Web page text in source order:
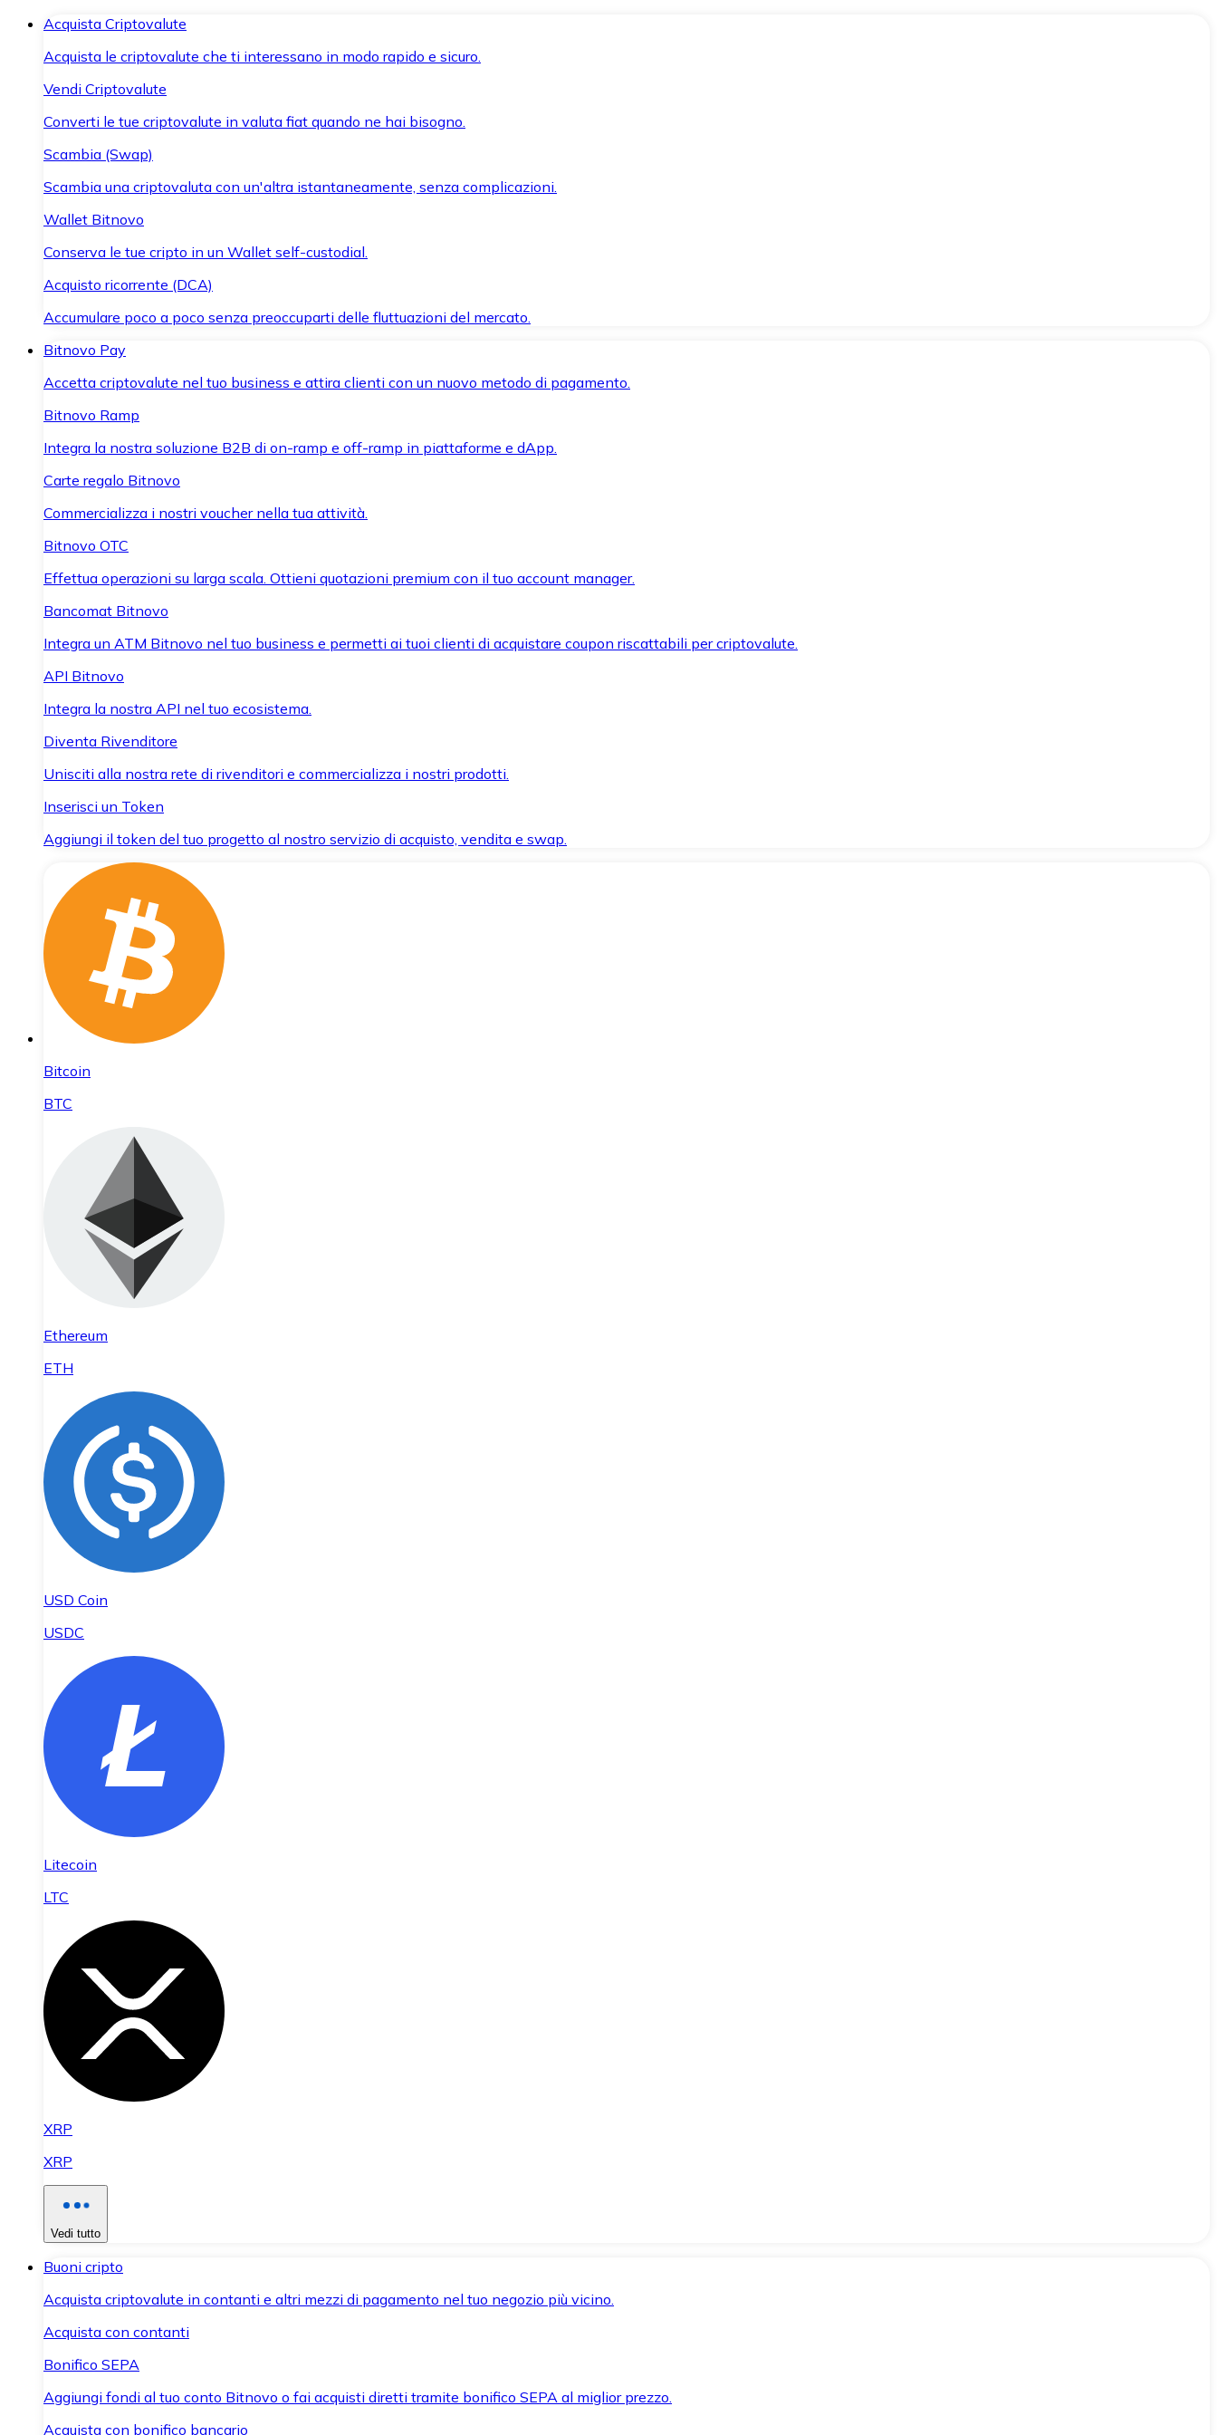
Acquista Criptovalute
Acquista le criptovalute che ti interessano in modo rapido e sicuro.
Vendi Criptovalute
Converti le tue criptovalute in valuta fiat quando ne hai bisogno.
Scambia (Swap)
Scambia una criptovaluta con un'altra istantaneamente, senza complicazioni.
Wallet Bitnovo
Conserva le tue cripto in un Wallet self-custodial.
Acquisto ricorrente (DCA)
Accumulare poco a poco senza preoccuparti delle fluttuazioni del mercato.
Bitnovo Pay
Accetta criptovalute nel tuo business e attira clienti con un nuovo metodo di pagamento.
Bitnovo Ramp
Integra la nostra soluzione B2B di on-ramp e off-ramp in piattaforme e dApp.
Carte regalo Bitnovo
Commercializza i nostri voucher nella tua attività.
Bitnovo OTC
Effettua operazioni su larga scala. Ottieni quotazioni premium con il tuo account manager.
Bancomat Bitnovo
Integra un ATM Bitnovo nel tuo business e permetti ai tuoi clienti di acquistare coupon riscattabili per criptovalute.
API Bitnovo
Integra la nostra API nel tuo ecosistema.
Diventa Rivenditore
Unisciti alla nostra rete di rivenditori e commercializza i nostri prodotti.
Inserisci un Token
Aggiungi il token del tuo progetto al nostro servizio di acquisto, vendita e swap.
Bitcoin
BTC
Ethereum
ETH
USD Coin
USDC
Litecoin
LTC
XRP
XRP
Vedi tutto
Buoni cripto
Acquista criptovalute in contanti e altri mezzi di pagamento nel tuo negozio più vicino.
Acquista con contanti
Bonifico SEPA
Aggiungi fondi al tuo conto Bitnovo o fai acquisti diretti tramite bonifico SEPA al miglior prezzo.
Acquista con bonifico bancario